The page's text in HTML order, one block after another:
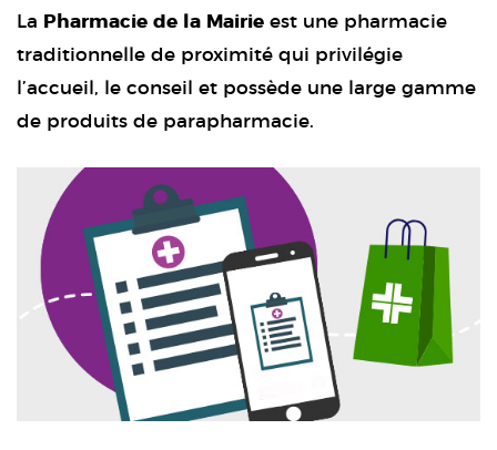
La
Pharmacie de la Mairie est une pharmacie
traditionnelle de proximité qui privilégie
l’accueil, le conseil et possède une large gamme
de produits de parapharmacie.